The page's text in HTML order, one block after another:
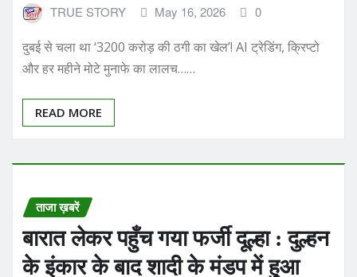
दुबई से चला था ‘3200 करोड़ की ठगी का खेल’! AI ट्रेडिंग, क्रिप्टो
READ MORE
ताजा ख़बरें
बारात लेकर पहुँच गया फर्जी दूल्हा : दुल्हन
के इंकार के बाद शादी के मंडप में हुआ
‘युद्ध’